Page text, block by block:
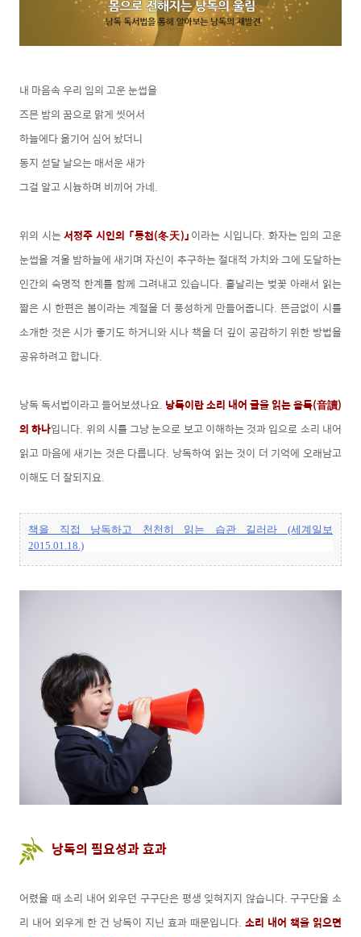
내 마음속 우리 임의 고운 눈썹을
즈믄 밤의 꿈으로 맑게 씻어서
하늘에다 옮기어 심어 놨더니
동지 섣달 날으는 매서운 새가
그걸 알고 시늉하며 비끼어 가네.
위의 시는서정주 시인의 「동천(冬天)」이라는 시입니다. 화자는 임의 고운
눈썹을 겨울 밤하늘에 새기며 자신이 추구하는 절대적 가치와 그에 도달하는
인간의 숙명적 한계를 함께 그려내고 있습니다. 흩날리는 벚꽃 아래서 읽는
짧은 시 한편은 봄이라는 계절을 더 풍성하게 만들어줍니다. 뜬금없이 시를
소개한 것은 시가 좋기도 하거니와 시나 책을 더 깊이 공감하기 위한 방법을
공유하려고 합니다.
낭독 독서법이라고 들어보셨나요. 낭독이란 소리 내어 글을 읽는 음독(音讀)
의 하나입니다. 위의 시를 그냥 눈으로 보고 이해하는 것과 입으로 소리 내어
읽고 마음에 새기는 것은 다릅니다. 낭독하여 읽는 것이 더 기억에 오래남고
이해도 더 잘되지요.
책을 직접 낭독하고 천천히 읽는 습관 길러라 (세계일보
2015.01.18.)
낭독의 필요성과 효과
어렸을 때 소리 내어 외우던 구구단은 평생 잊혀지지 않습니다. 구구단을 소
리 내어 외우게 한 건 낭독이 지닌 효과 때문입니다. 소리 내어 책을 읽으면